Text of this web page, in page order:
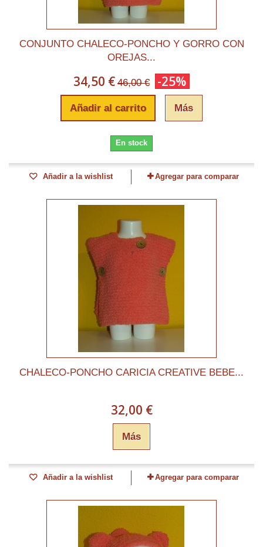
CONJUNTO CHALECO-PONCHO Y GORRO CON
OREJAS...
34,50 € 46,00 € -25%
Añadir al carrito Más
En stock
Añadir a la wishlist Agregar para comparar
CHALECO-PONCHO CARICIA CREATIVE BEBE...
32,00 €
Más
Añadir a la wishlist Agregar para comparar